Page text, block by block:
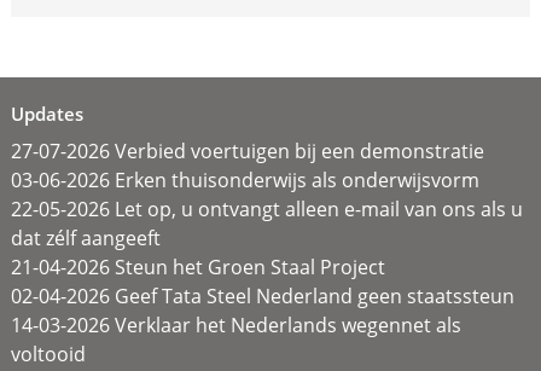
Updates
27-07-2026 Verbied voertuigen bij een demonstratie
03-06-2026 Erken thuisonderwijs als onderwijsvorm
22-05-2026 Let op, u ontvangt alleen e-mail van ons als u
dat zélf aangeeft
21-04-2026 Steun het Groen Staal Project
02-04-2026 Geef Tata Steel Nederland geen staatssteun
14-03-2026 Verklaar het Nederlands wegennet als
voltooid